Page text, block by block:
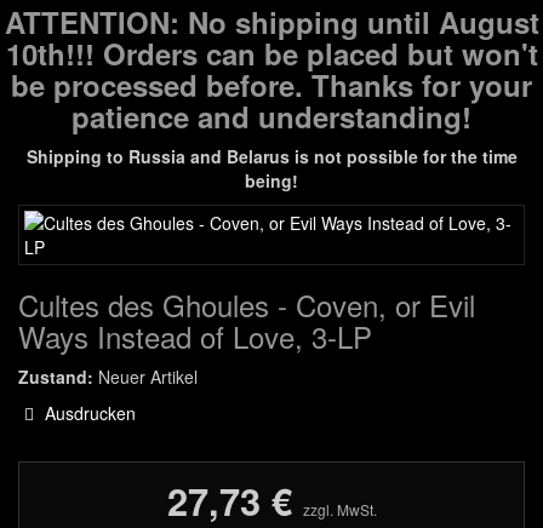
ATTENTION: No shipping until August
10th!!! Orders can be placed but won't
be processed before. Thanks for your
patience and understanding!
Shipping to Russia and Belarus is not possible for the time
being!
Cultes des Ghoules - Coven, or Evil
Ways Instead of Love, 3-LP
Zustand: Neuer Artikel
Ausdrucken
27,73 € zzgl. MwSt.